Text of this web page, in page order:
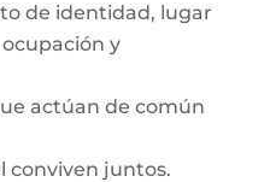
de identidad, lugar
y
actúan de común
conviven juntos.